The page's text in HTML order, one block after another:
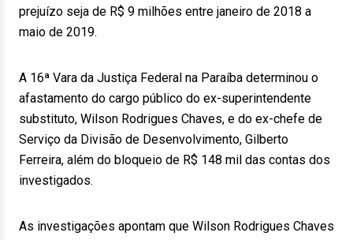
prejuízo seja de R$ 9 milhões entre janeiro de 2018 a
maio de 2019.
A 16ª Vara da Justiça Federal na Paraíba determinou o
afastamento do cargo público do ex-superintendente
substituto, Wilson Rodrigues Chaves, e do ex-chefe de
Serviço da Divisão de Desenvolvimento, Gilberto
Ferreira, além do bloqueio de R$ 148 mil das contas dos
investigados.
As investigações apontam que Wilson Rodrigues Chaves